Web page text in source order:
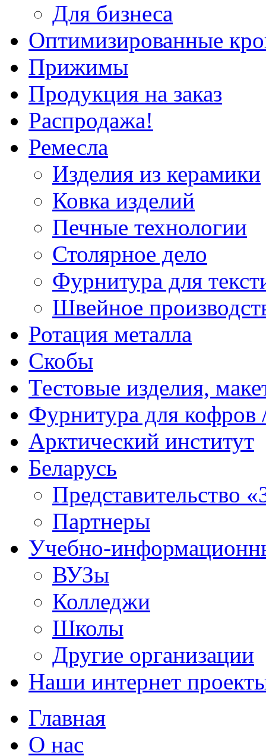
Для бизнеса
Оптимизированные
Прижимы
Продукция на заказ
Распродажа!
Ремесла
Изделия из керамики
Ковка изделий
Печные технологии
Столярное дело
Фурнитура для
Швейное
Ротация металла
Скобы
Тестовые изделия,
Фурнитура для кофров
Арктический институт
Беларусь
Представительство
Партнеры
Учебно-
ВУЗы
Колледжи
Школы
Другие организации
Наши интернет
Главная
О нас